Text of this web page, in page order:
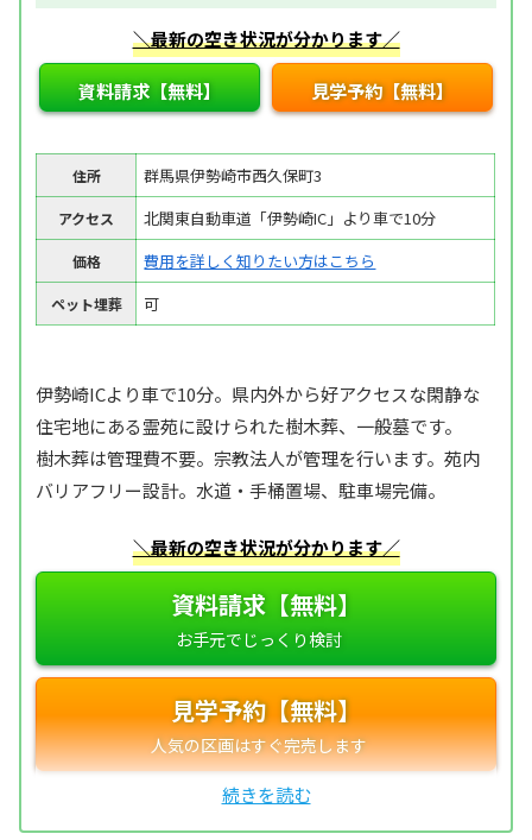
＼最新の空き状況が分かります／
資料請求【無料】 見学予約【無料】
住所 群馬県伊勢崎市西久保町3
アクセス 北関東自動車道「伊勢崎IC」より車で10分
価格 費用を詳しく知りたい方はこちら
ペット埋葬 可
伊勢崎ICより車で10分。県内外から好アクセスな閑静な
住宅地にある霊苑に設けられた樹木葬、一般墓です。
樹木葬は管理費不要。宗教法人が管理を行います。苑内
バリアフリー設計。水道・手桶置場、駐車場完備。
＼最新の空き状況が分かります／
資料請求【無料】
見学予約【無料】